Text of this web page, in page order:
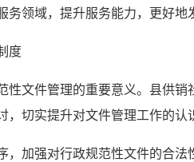
领域，提升服务能力，更好地
度
性文件管理的重要意义。县供
切实提升对文件管理工作的认
加强对行政规范性文件的合法